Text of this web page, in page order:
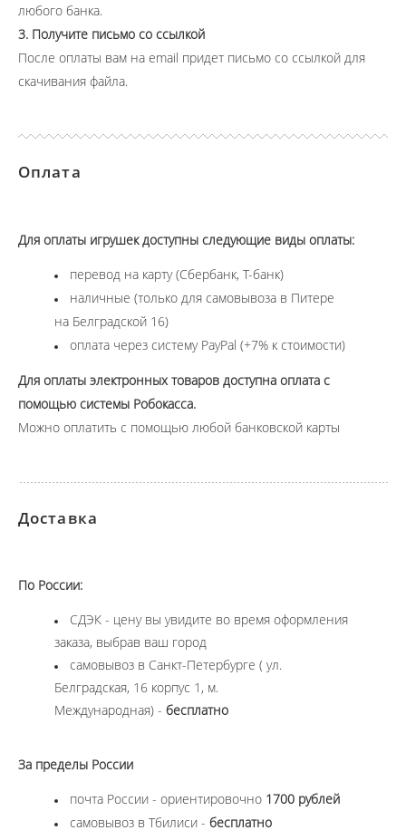
любого банка.
3. Получите письмо со ссылкой
После оплаты вам на email придет письмо со ссылкой для
скачивания файла.
Оплата
Для оплаты игрушек доступны следующие виды оплаты:
перевод на карту (Сбербанк, Т-банк)
наличные (только для самовывоза в Питере
на Белградской 16)
оплата через систему PayPal (+7% к стоимости)
Для оплаты электронных товаров доступна оплата с
помощью системы Робокасса.
Можно оплатить с помощью любой банковской карты
Доставка
По России:
СДЭК - цену вы увидите во время оформления
заказа, выбрав ваш город
самовывоз в Санкт-Петербурге ( ул.
Белградская, 16 корпус 1, м.
Международная) - бесплатно
За пределы России
почта России - ориентировочно 1700 рублей
самовывоз в Тбилиси -бесплатно